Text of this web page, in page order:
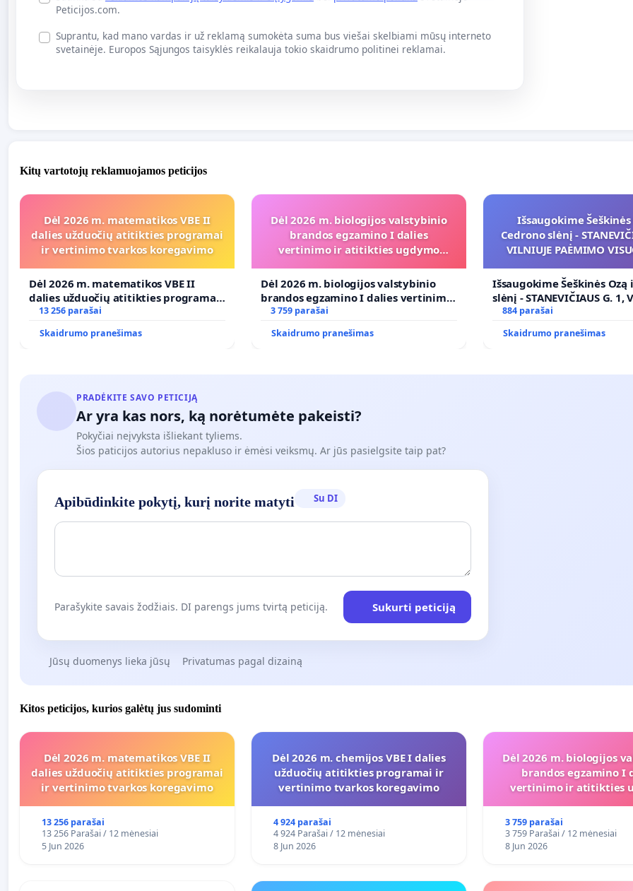
Peticijos.com.
Suprantu, kad mano vardas ir už reklamą sumokėta suma bus viešai skelbiami mūsų interneto
svetainėje. Europos Sąjungos taisyklės reikalauja tokio skaidrumo politinei reklamai.
Kitų vartotojų reklamuojamos peticijos
Dėl 2026 m. matematikos VBE II
dalies užduočių atitikties programai
ir vertinimo tvarkos koregavimo
Dėl 2026 m. matematikos VBE II
dalies užduočių atitikties programai
ir vertinimo tvarkos koregavimo
13 256 parašai
Skaidrumo pranešimas
Dėl 2026 m. biologijos valstybinio
brandos egzamino I dalies
vertinimo ir atitikties ugdymo
Dėl 2026 m. biologijos valstybinio
brandos egzamino I dalies vertinimo
ir atitikties ugdymo programai
3 759 parašai
Skaidrumo pranešimas
Išsaugokime
Cedrono slėnį -
VILNIUJE PAĖMIMO
PRITAIKYMO VIEŠAJAI
FUNKCIJAI
Išsaugokime Šeškinės Ozą
slėnį - STANEVIČIAUS G. 1,
PAĖMIMO VISUOMENĖS
VIEŠAJAI ŽELDYNŲ
884 parašai
Skaidrumo pranešimas
PRADĖKITE SAVO PETICIJĄ
Ar yra kas nors, ką norėtumėte pakeisti?
Pokyčiai neįvyksta išliekant tyliems.
Šios paticijos autorius nepakluso ir ėmėsi veiksmų. Ar jūs pasielgsite taip pat?
Apibūdinkite pokytį, kurį norite matyti Su DI
Parašykite savais žodžiais. DI parengs jums tvirtą peticiją. Sukurti peticiją
Jūsų duomenys lieka jūsų Privatumas pagal dizainą
Kitos peticijos, kurios galėtų jus sudominti
Dėl 2026 m. matematikos VBE II
dalies užduočių atitikties programai
ir vertinimo tvarkos koregavimo
13 256 parašai
13 256 Parašai / 12 mėnesiai
5 Jun 2026
Dėl 2026 m. chemijos VBE I dalies
užduočių atitikties programai ir
vertinimo tvarkos koregavimo
4 924 parašai
4 924 Parašai / 12 mėnesiai
8 Jun 2026
Dėl 2026 m. biologijos
brandos egzamino I
vertinimo ir atitikties
3 759 parašai
3 759 Parašai / 12 mėnesiai
8 Jun 2026